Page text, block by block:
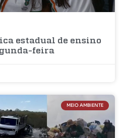
estadual de ensino
feira
MEIO AMBIENTE